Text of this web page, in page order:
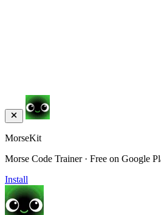
MorseKit
Morse Code Trainer · Free on Google
Install